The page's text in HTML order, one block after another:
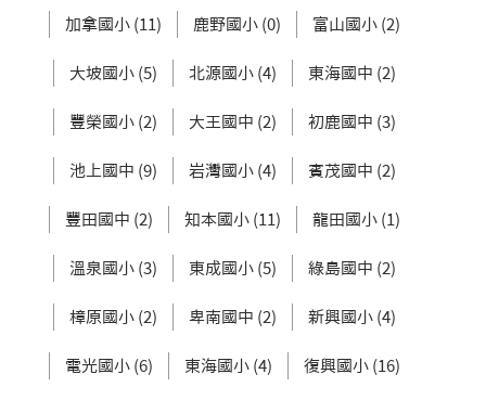
加拿國小 (11) 鹿野國小 (0) 富山國小 (2)
大坡國小 (5) 北源國小 (4) 東海國中 (2)
豐榮國小 (2) 大王國中 (2) 初鹿國中 (3)
池上國中 (9) 岩灣國小 (4) 賓茂國中 (2)
豐田國中 (2) 知本國小 (11) 龍田國小 (1)
溫泉國小 (3) 東成國小 (5) 綠島國中 (2)
樟原國小 (2) 卑南國中 (2) 新興國小 (4)
電光國小 (6) 東海國小 (4) 復興國小 (16)